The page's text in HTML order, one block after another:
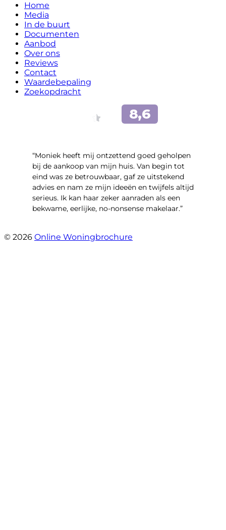
Home
Media
In de buurt
Documenten
Aanbod
Over ons
Reviews
Contact
Waardebepaling
Zoekopdracht
“Moniek heeft mij ontzettend goed geholpen
bij de aankoop van mijn huis. Van begin tot
eind was ze betrouwbaar, gaf ze uitstekend
advies en nam ze mijn ideeën en twijfels altijd
serieus. Ik kan haar zeker aanraden als een
bekwame, eerlijke, no-nonsense makelaar.”
© 2026 Online Woningbrochure